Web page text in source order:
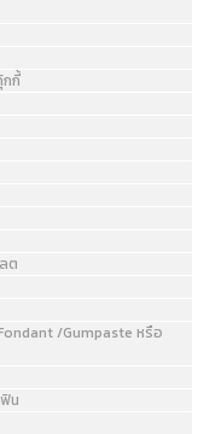
กี้
ต
/Gumpaste หรือ
น